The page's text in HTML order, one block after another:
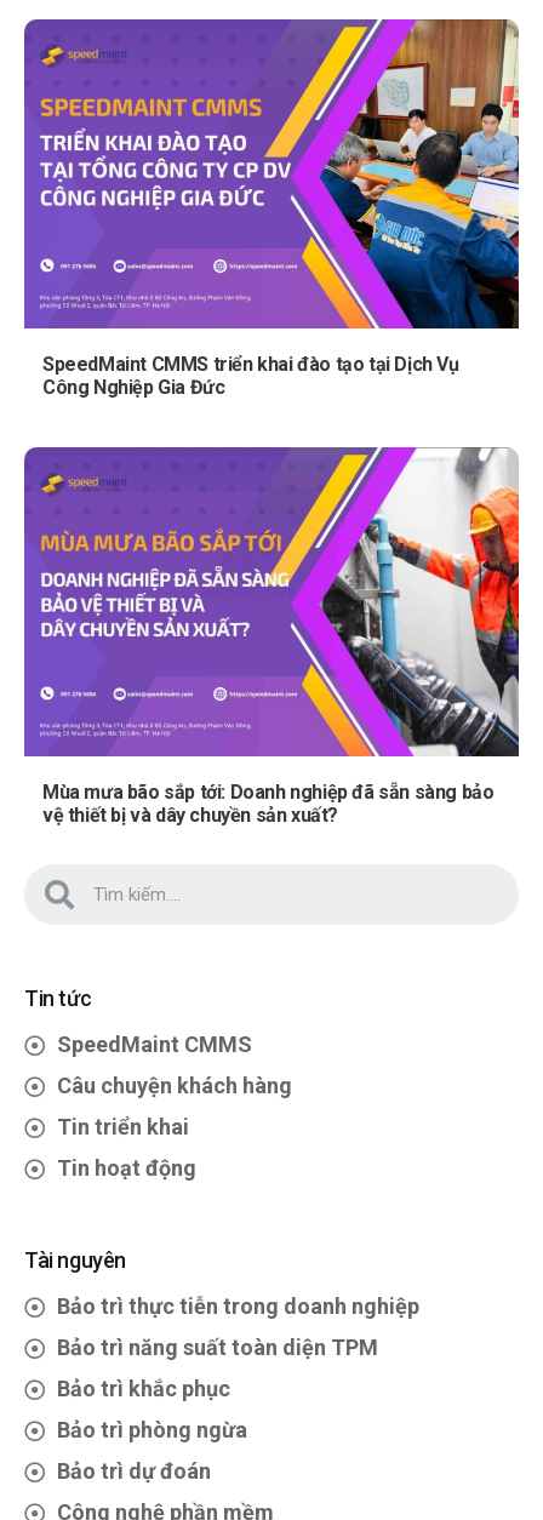
SpeedMaint CMMS triển khai đào tạo tại Dịch Vụ
Công Nghiệp Gia Đức
Mùa mưa bão sắp tới: Doanh nghiệp đã sẵn sàng bảo
vệ thiết bị và dây chuyền sản xuất?
Tin tức
SpeedMaint CMMS
Câu chuyện khách hàng
Tin triển khai
Tin hoạt động
Tài nguyên
Bảo trì thực tiễn trong doanh nghiệp
Bảo trì năng suất toàn diện TPM
Bảo trì khắc phục
Bảo trì phòng ngừa
Bảo trì dự đoán
Công nghệ phần mềm